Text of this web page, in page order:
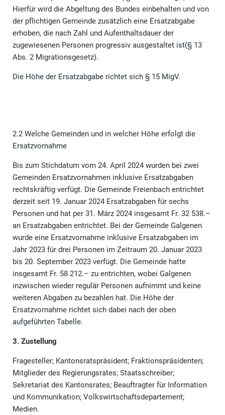
Hierfür wird die Abgeltung des Bundes einbehalten und von
der pflichtigen Gemeinde zusätzlich eine Ersatzabgabe
erhoben, die nach Zahl und Aufenthaltsdauer der
zugewiesenen Personen progressiv ausgestaltet ist(§ 13
Abs. 2 Migrationsgesetz).
Die Höhe der Ersatzabgabe richtet sich § 15 MigV.
2.2 Welche Gemeinden und in welcher Höhe erfolgt die
Ersatzvornahme
Bis zum Stichdatum vom 24. April 2024 wurden bei zwei
Gemeinden Ersatzvornahmen inklusive Ersatzabgaben
rechtskräftig verfügt. Die Gemeinde Freienbach entrichtet
derzeit seit 19. Januar 2024 Ersatzabgaben für sechs
Personen und hat per 31. März 2024 insgesamt Fr. 32 538.–
an Ersatzabgaben entrichtet. Bei der Gemeinde Galgenen
wurde eine Ersatzvornahme inklusive Ersatzabgaben im
Jahr 2023 für drei Personen im Zeitraum 20. Januar 2023
bis 20. September 2023 verfügt. Die Gemeinde hatte
insgesamt Fr. 58 212.– zu entrichten, wobei Galgenen
inzwischen wieder regulär Personen aufnimmt und keine
weiteren Abgaben zu bezahlen hat. Die Höhe der
Ersatzvornahme richtet sich dabei nach der oben
aufgeführten Tabelle.
3. Zustellung
Fragesteller; Kantonsratspräsident; Fraktionspräsidenten;
Mitglieder des Regierungsrates; Staatsschreiber;
Sekretariat des Kantonsrates; Beauftragter für Information
und Kommunikation; Volkswirtschaftsdepartement;
Medien.